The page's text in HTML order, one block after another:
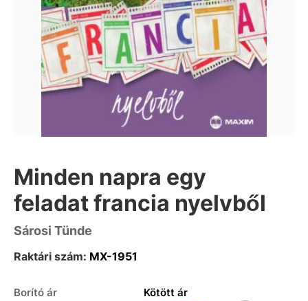
Minden napra egy
feladat francia nyelvből
Sárosi Tünde
Raktári szám: MX-1951
Borító ár Kötött ár